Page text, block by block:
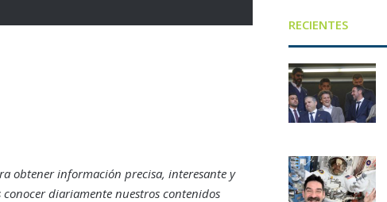
obtener información precisa, interesante y
conocer diariamente nuestros contenidos
RECIENTES